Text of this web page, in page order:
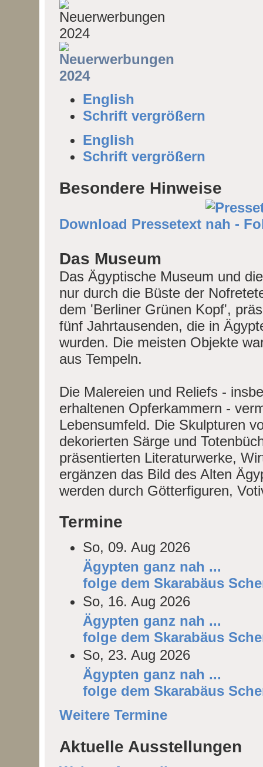
English
Schrift vergrößern
English
Schrift vergrößern
Besondere Hinweise
Download Pressetext
Das Museum
Das Ägyptische Museum und
nur durch die Büste der
dem 'Berliner Grünen Kopf',
fünf Jahrtausenden, die in
wurden. Die meisten Objekte
aus Tempeln.
Die Malereien und Reliefs -
erhaltenen Opferkammern -
Lebensumfeld. Die Skulpturen
dekorierten Särge und
präsentierten Literaturwerke,
ergänzen das Bild des Alten
werden durch Götterfiguren,
Termine
So, 09. Aug 2026
Ägypten ganz nah ...
folge dem Skarabäus
So, 16. Aug 2026
Ägypten ganz nah ...
folge dem Skarabäus
So, 23. Aug 2026
Ägypten ganz nah ...
folge dem Skarabäus
Weitere Termine
Aktuelle Ausstellungen